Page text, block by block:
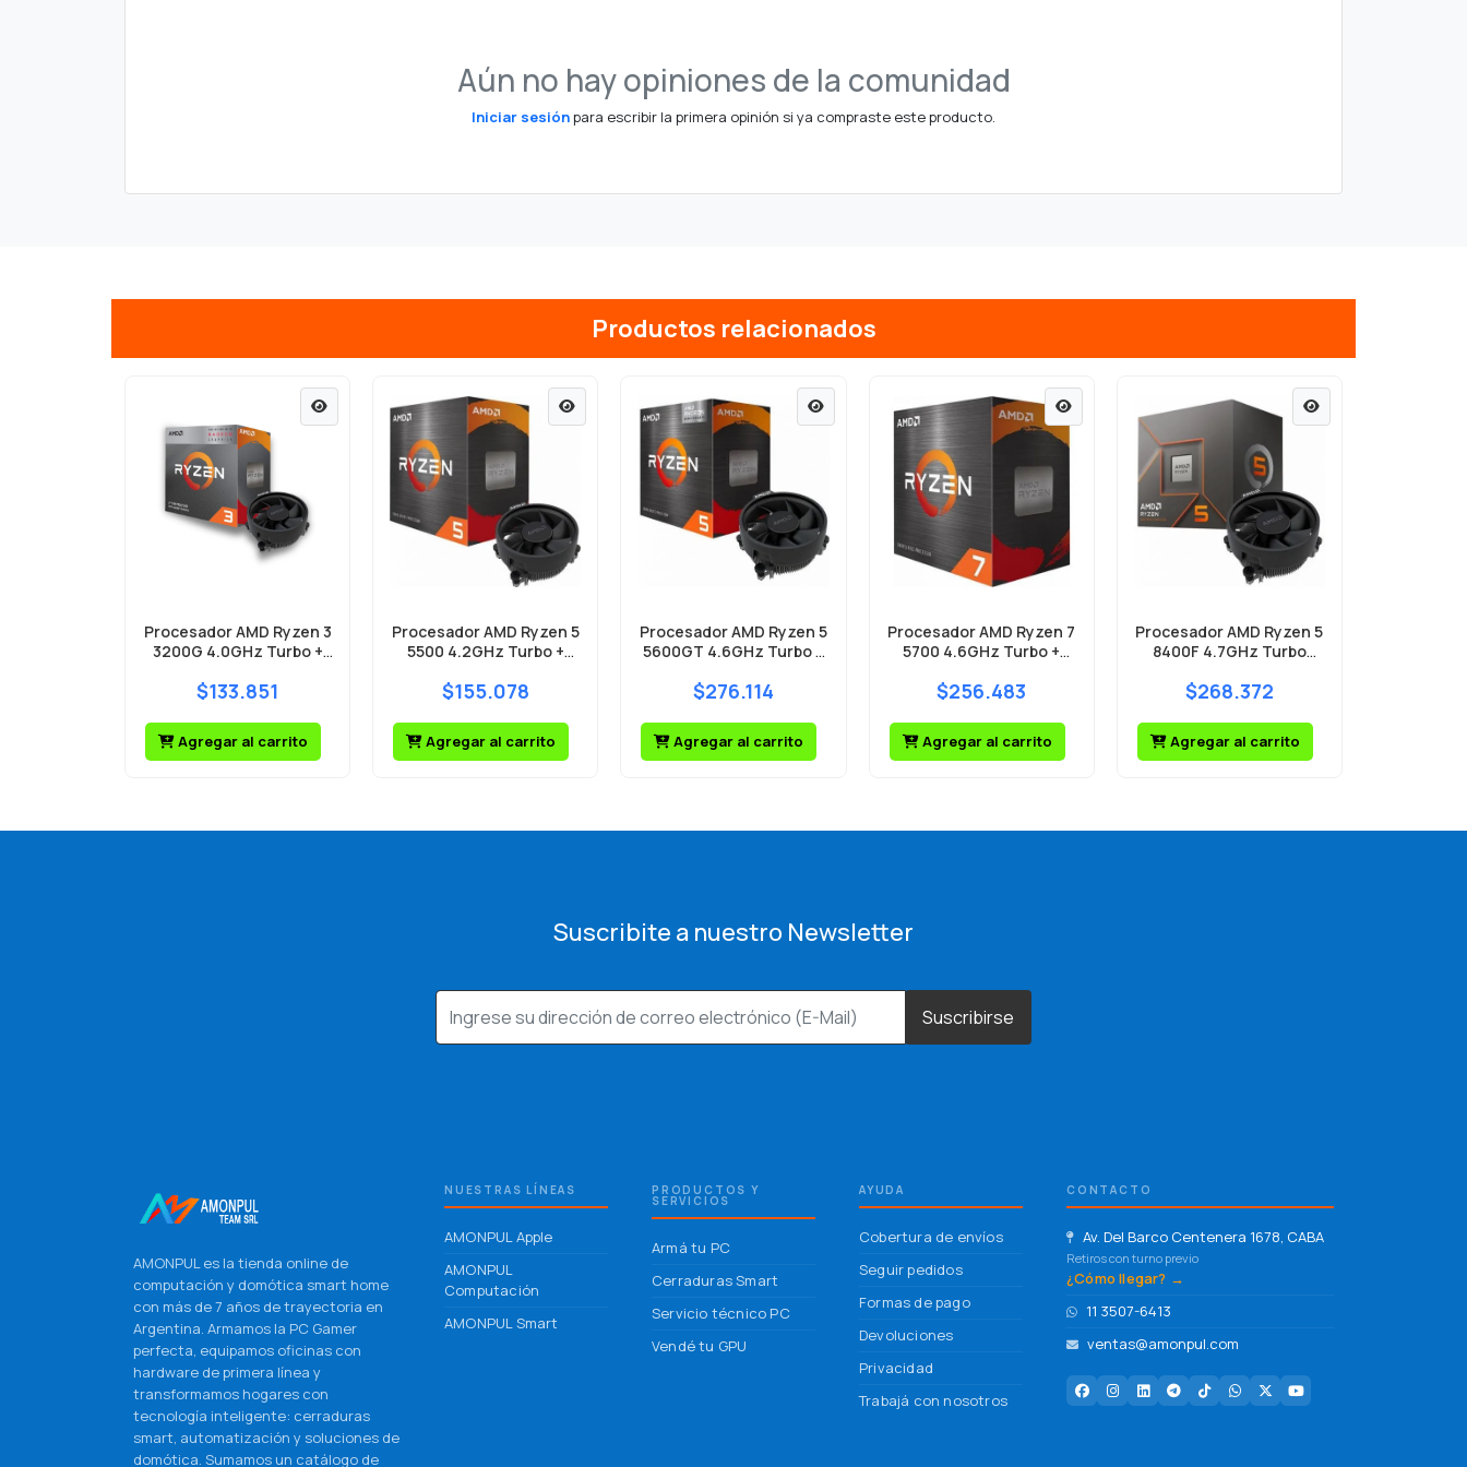
Aún no hay opiniones de la comunidad
Iniciar sesiónpara escribir la primera opinión si ya compraste este producto.
Productos relacionados
Procesador AMD Ryzen 3
3200G 4.0GHz Turbo +
Wraith Stealth Cooler
$133.851
Agregar al carrito
Procesador AMD Ryzen 5
5500 4.2GHz Turbo +
$155.078
Agregar al carrito
Procesador AMD Ryzen 5
5600GT 4.6GHz Turbo +
$276.114
Agregar al carrito
Procesador AMD Ryzen 7
5700 4.6GHz Turbo +
$256.483
Agregar al carrito
Procesador AMD Ryzen 5
8400F 4.7GHz Turbo
$268.372
Agregar al carrito
Suscribite a nuestro Newsletter
Suscribirse
AMONPUL es la tienda online de
computación y domótica smart home
con más de 7 años de trayectoria en
Argentina. Armamos la PC Gamer
perfecta, equipamos oficinas con
hardware de primera línea y
transformamos hogares con
tecnología inteligente: cerraduras
smart, automatización y soluciones de
domótica. Sumamos un catálogo de
NUESTRAS LÍNEAS
AMONPUL Apple
AMONPUL
Computación
AMONPUL Smart
PRODUCTOS Y
SERVICIOS
Armá tu PC
Cerraduras Smart
Servicio técnico PC
Vendé tu GPU
AYUDA
Cobertura de envíos
Seguir pedidos
Formas de pago
Devoluciones
Privacidad
Trabajá con nosotros
CONTACTO
Av. Del Barco Centenera 1678, CABA
Retiros con turno previo
¿Cómo llegar? →
11 3507-6413
ventas@amonpul.com